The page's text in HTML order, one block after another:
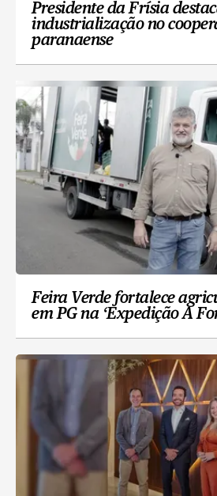
Presidente da Frísia
industrialização no
paranaense
Feira Verde fortalece
em PG na ‘Expedição A